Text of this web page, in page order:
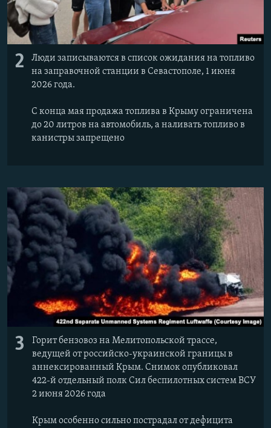
2
Люди записываются в список ожидания на топливо
на заправочной станции в Севастополе, 1 июня
2026 года.
С конца мая продажа топлива в Крыму ограничена
до 20 литров на автомобиль, а наливать топливо в
канистры запрещено
3
Горит бензовоз на Мелитопольской трассе,
ведущей от российско-украинской границы в
аннексированный Крым. Снимок опубликовал
422-й отдельный полк Сил беспилотных систем ВСУ
2 июня 2026 года
Крым особенно сильно пострадал от дефицита